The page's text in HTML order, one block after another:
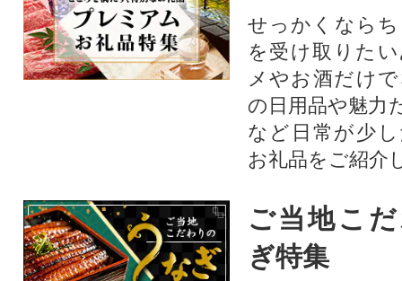
せっかくなら
を受け取りた
メやお酒だけ
の日用品や魅力
など日常が少
お礼品をご紹介
ご当地こ
ぎ特集